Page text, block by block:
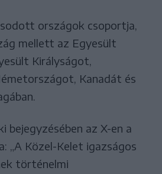
országok csoportja,
mellett az Egyesült
Királyságot,
Kanadát és
bejegyzésében az X-en a
„A Közel-Kelet igazságos
történelmi